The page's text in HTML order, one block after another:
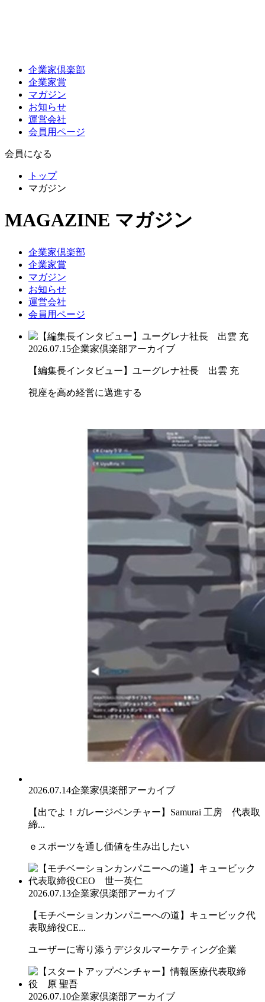
企業家倶楽部
企業家賞
マガジン
お知らせ
運営会社
会員用ページ
会員になる
トップ
マガジン
MAGAZINE マガジン
企業家倶楽部
企業家賞
マガジン
お知らせ
運営会社
会員用ページ
2026.07.15企業家倶楽部アーカイブ
【編集長インタビュー】ユーグレナ社長 出雲 充
視座を高め経営に邁進する
2026.07.14企業家倶楽部アーカイブ
【出でよ！ガレージベンチャー】Samurai 工房 代表取
締...
ｅスポーツを通し価値を生み出したい
2026.07.13企業家倶楽部アーカイブ
【モチベーションカンパニーへの道】キュービック代
表取締役CE...
ユーザーに寄り添うデジタルマーケティング企業
2026.07.10企業家倶楽部アーカイブ